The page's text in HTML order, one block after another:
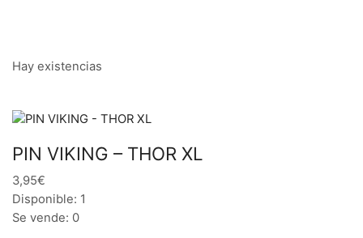
Hay existencias
PIN VIKING – THOR XL
3,95€
Disponible: 1
Se vende: 0